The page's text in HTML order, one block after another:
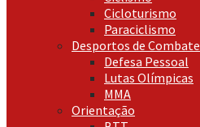
Cicloturismo
Paraciclismo
Desportos de Combate
Defesa Pessoal
Lutas Olímpicas
MMA
Orientação